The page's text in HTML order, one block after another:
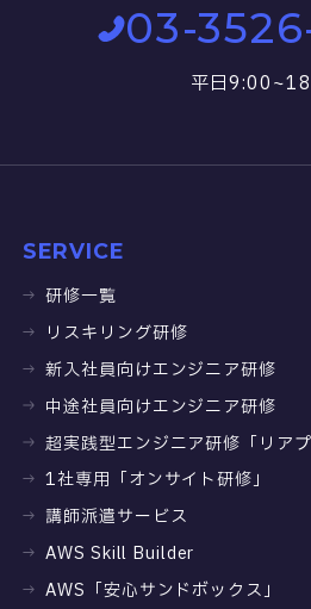
03-
平日
SERVICE
研修一覧
リスキリング研修
新入社員向けエンジニア研修
中途社員向けエンジニア研修
超実践型エンジニア研修「リアプ
1社専用「オンサイト研修」
講師派遣サービス
AWS Skill Builder
AWS「安心サンドボックス」